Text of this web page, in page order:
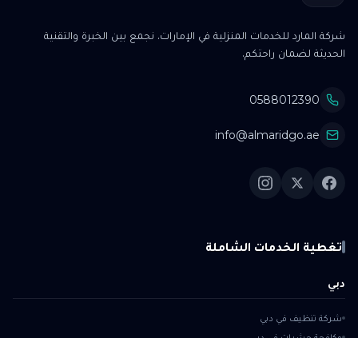
شركة المارد للخدمات المنزلية في الإمارات. نجمع بين الخبرة والتقنية
الحديثة لضمان راحتكم.
0588012390
info@almaridgo.ae
تغطية الخدمات الشاملة
دبي
شركة تنظيف في دبي